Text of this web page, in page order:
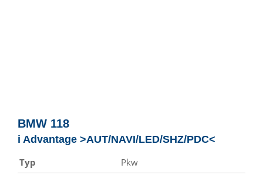
BMW 118
i Advantage >AUT/NAVI/LED/SHZ/PDC<
Typ
Pkw